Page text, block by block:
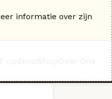
informatie over zijn